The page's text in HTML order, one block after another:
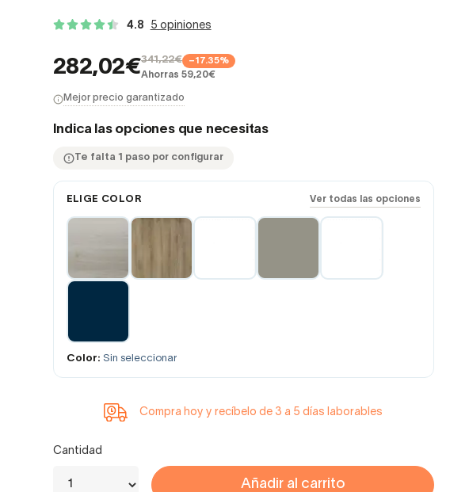
4.8 5 opiniones
282,02€341,22€ −17.35%
Ahorras 59,20€
Mejor precio garantizado
Indica las opciones que necesitas
Te falta 1 paso por configurar
ELIGE COLOR Ver todas las opciones
Color: Sin seleccionar
Compra hoy y recíbelo de 3 a 5 días laborables
Cantidad
Añadir al carrito